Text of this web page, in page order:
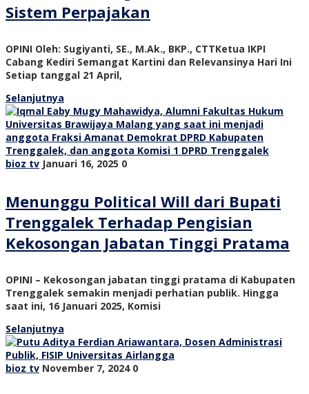
Sistem Perpajakan
OPINI Oleh: Sugiyanti, SE., M.Ak., BKP., CTTKetua IKPI
Cabang Kediri Semangat Kartini dan Relevansinya Hari Ini
Setiap tanggal 21 April,
Selanjutnya
bioz tv Januari 16, 2025 0
Menunggu Political Will dari Bupati
Trenggalek Terhadap Pengisian
Kekosongan Jabatan Tinggi Pratama
OPINI – Kekosongan jabatan tinggi pratama di Kabupaten
Trenggalek semakin menjadi perhatian publik. Hingga
saat ini, 16 Januari 2025, Komisi
Selanjutnya
bioz tv November 7, 2024 0